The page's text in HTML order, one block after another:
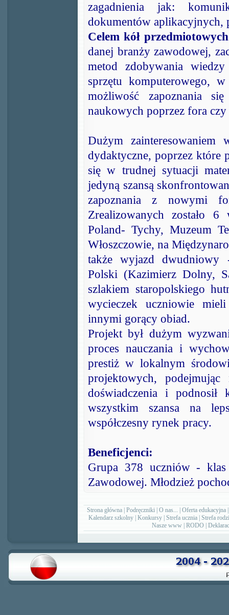
zagadnienia jak:
dokumentów aplikacyjnych,
Celem kół przedmiotowych
danej branży zawodowej,
metod zdobywania
sprzętu komputerowego,
możliwość zapoznania
naukowych poprzez fora
Dużym
dydaktyczne, poprzez które
się w trudnej sytuacji
jedyną szansą
zapoznania z nowymi
Zrealizowanych zostało
Poland- Tychy, Muzeum
Włoszczowie, na
także wyjazd dwudniowy
Polski (Kazimierz Dolny,
szlakiem staropolskiego
wycieczek uczniowie
innymi gorący obiad.
Projekt był dużym
proces nauczania i
prestiż w lokalnym
projektowych, podejmując
doświadczenia i
wszystkim szansa na
współczesny rynek pracy.
Beneficjenci:
Grupa 378 uczniów -
Zawodowej. Młodzież
Strona główna Podręczniki O nas... Oferta edukacyjna
Kalendarz szkolny Konkursy Strefa ucznia Strefa
Nasze www RODO